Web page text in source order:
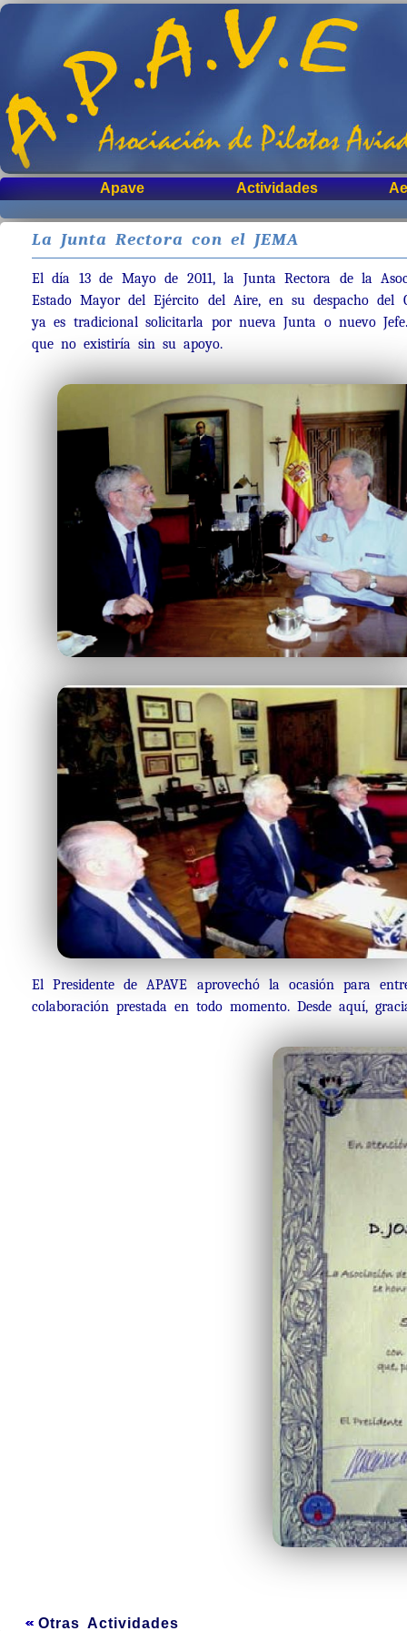
Apave Actividades
La Junta Rectora con el JEMA
El día 13 de Mayo de 2011, la Junta Rectora de la
Estado Mayor del Ejército del Aire, en su despacho del
ya es tradicional solicitarla por nueva Junta o nuevo
que no existiría sin su apoyo.
El Presidente de APAVE aprovechó la ocasión para
colaboración prestada en todo momento. Desde aquí,
Otras Actividades